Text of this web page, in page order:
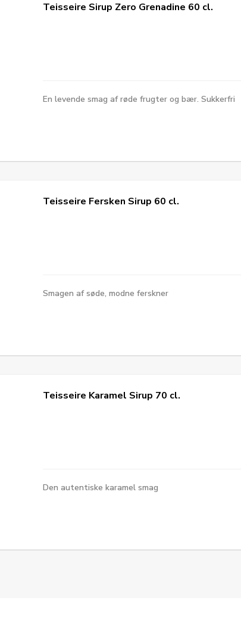
Teisseire Sirup Zero Grenadine 60 cl.
En levende smag af røde frugter og bær. Sukkerfri
Teisseire Fersken Sirup 60 cl.
Smagen af søde, modne ferskner
Teisseire Karamel Sirup 70 cl.
Den autentiske karamel smag